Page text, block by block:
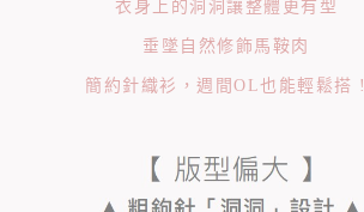
衣身上的洞洞讓整體更有型
垂墜自然修飾馬鞍肉
簡約針織衫，週間OL也能輕鬆搭 !